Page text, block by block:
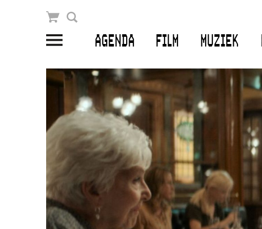
AGENDA FILM MUZIEK
Winkelmandje
PLAN JE BEZOEK
Openingstijden & contact
Bereikbaarheid
Kaartverkoop
EDUCATIE
Schoolvoorstellingen
Filmprogramma’s Primair Onderwijs